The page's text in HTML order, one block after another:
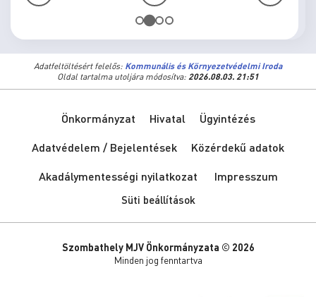
Adatfeltöltésért felelős: Kommunális és Környezetvédelmi Iroda
Oldal tartalma utoljára módosítva: 2026.08.03. 21:51
Önkormányzat Hivatal
Ügyintézés
Adatvédelem / Bejelentések
Közérdekű adatok
Akadálymentességi nyilatkozat
Impresszum
Süti beállítások
Szombathely MJV Önkormányzata © 2026
Minden jog fenntartva